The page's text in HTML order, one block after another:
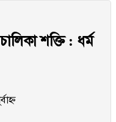
শক্তি : ধর্ম